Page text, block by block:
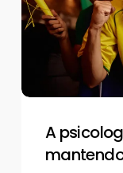
mantendo
o
controle
pressão
A